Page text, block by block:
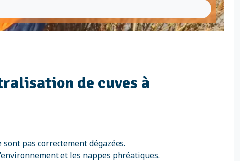
de cuves à
pas correctement dégazées.
et les nappes phréatiques.